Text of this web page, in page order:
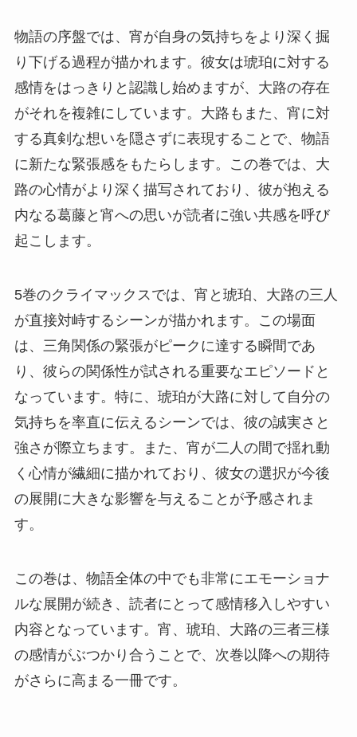
物語の序盤では、宵が自身の気持ちをより深く掘
り下げる過程が描かれます。彼女は琥珀に対する
感情をはっきりと認識し始めますが、大路の存在
がそれを複雑にしています。大路もまた、宵に対
する真剣な想いを隠さずに表現することで、物語
に新たな緊張感をもたらします。この巻では、大
路の心情がより深く描写されており、彼が抱える
内なる葛藤と宵への思いが読者に強い共感を呼び
起こします。
5巻のクライマックスでは、宵と琥珀、大路の三人
が直接対峙するシーンが描かれます。この場面
は、三角関係の緊張がピークに達する瞬間であ
り、彼らの関係性が試される重要なエピソードと
なっています。特に、琥珀が大路に対して自分の
気持ちを率直に伝えるシーンでは、彼の誠実さと
強さが際立ちます。また、宵が二人の間で揺れ動
く心情が繊細に描かれており、彼女の選択が今後
の展開に大きな影響を与えることが予感されま
す。
この巻は、物語全体の中でも非常にエモーショナ
ルな展開が続き、読者にとって感情移入しやすい
内容となっています。宵、琥珀、大路の三者三様
の感情がぶつかり合うことで、次巻以降への期待
がさらに高まる一冊です。